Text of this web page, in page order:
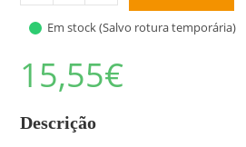
Em stock (Salvo rotura temporária)
15,55€
Descrição